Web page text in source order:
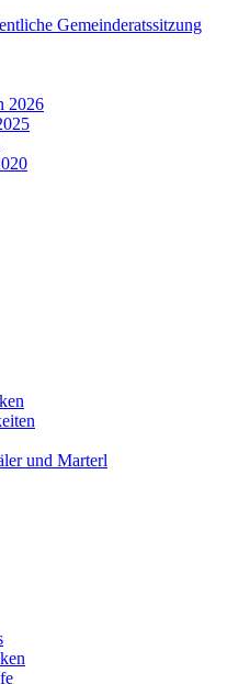
Gemeinderatssitzung
2026
und Marterl